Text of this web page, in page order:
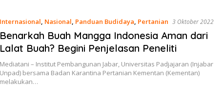
Internasional, Nasional, Panduan Budidaya, Pertanian 3 Oktober 2022
Benarkah Buah Mangga Indonesia Aman dari
Lalat Buah? Begini Penjelasan Peneliti
Mediatani – Institut Pembangunan Jabar, Universitas Padjajaran (Injabar
Unpad) bersama Badan Karantina Pertanian Kementan (Kementan)
melakukan…